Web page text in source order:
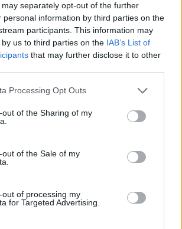
separately opt-out of the further
personal information by third parties on the
participants. This information may
us to third parties on the IAB’s List of
that may further disclose it to other
Processing Opt Outs
out of the Sharing of my
out of the Sale of my
out of processing my
for Targeted Advertising.
Coppa Italia: gli accoppiamenti degli ottavi
finale con i derby di Gallura, Barbagia e
2026
2026
Tempio, Sechi lascia: «Il mio impegno
2026
al Bonorva il difensore Balbo
2026